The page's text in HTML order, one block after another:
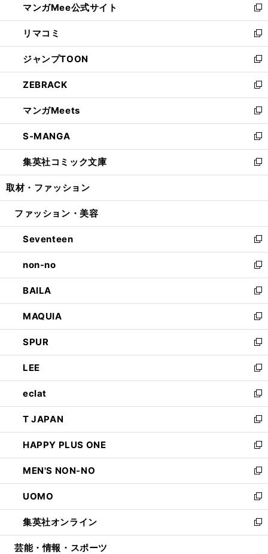
く
ド
ウ
で
開
く
ィ
ン
ド
ウ
で
開
く
い
ウ
ィ
ン
ド
ウ
で
開
く
マンガMee公式サイト
新
し
い
ウ
ィ
ン
ド
ウ
で
開
く
リマコミ
新
し
い
ウ
ィ
ン
ド
ウ
で
開
く
ジャンプTOON
新
し
い
ウ
ィ
ン
ド
ウ
で
開
ZEBRACK
新
し
い
ウ
ィ
ン
ド
ウ
開
マンガMeets
新
し
い
ウ
ィ
ン
ウ
開
く
S-MANGA
新
し
い
ウ
ン
ウ
で
開
く
集英社コミック文庫
新
し
ウ
ン
ド
ウ
で
開
く
取材・ファッション
ファッション・美容
Seventeen
新
し
い
ウ
ィ
ン
ド
ウ
で
開
く
non-no
新
し
い
ウ
ィ
ン
ド
ウ
で
開
く
BAILA
新
し
い
ウ
ィ
ン
ド
ウ
で
開
く
MAQUIA
新
し
い
ウ
ィ
ン
ド
ウ
で
開
く
SPUR
新
し
い
ウ
ィ
ン
ド
ウ
で
開
く
LEE
新
し
い
ウ
ィ
ン
ド
ウ
で
開
く
eclat
新
し
い
ウ
ィ
ン
ド
ウ
で
開
く
T JAPAN
新
し
い
ウ
ィ
ン
ド
ウ
で
開
HAPPY PLUS ONE
新
し
い
ウ
ィ
ン
ド
ウ
MEN'S NON-NO
新
し
い
ウ
ィ
ン
UOMO
新
し
い
ウ
集英社オンライン
新
し
芸能・情報・スポーツ